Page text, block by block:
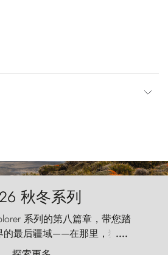
秋冬系列
系列的第八篇章，带您踏
的最后疆域——在那里，狂风
琢着自然，而百内塔（Torres
....